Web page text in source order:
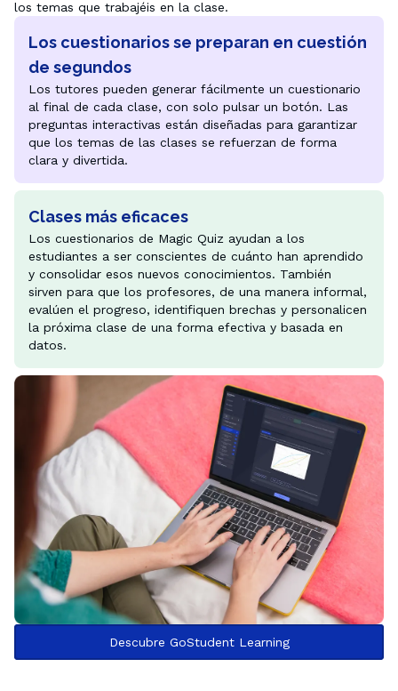
los temas que trabajéis en la clase.
Los cuestionarios se preparan en cuestión
de segundos
Los tutores pueden generar fácilmente un cuestionario
al final de cada clase, con solo pulsar un botón. Las
preguntas interactivas están diseñadas para garantizar
que los temas de las clases se refuerzan de forma
clara y divertida.
Clases más eficaces
Los cuestionarios de Magic Quiz ayudan a los
estudiantes a ser conscientes de cuánto han aprendido
y consolidar esos nuevos conocimientos. También
sirven para que los profesores, de una manera informal,
evalúen el progreso, identifiquen brechas y personalicen
la próxima clase de una forma efectiva y basada en
datos.
Descubre GoStudent Learning